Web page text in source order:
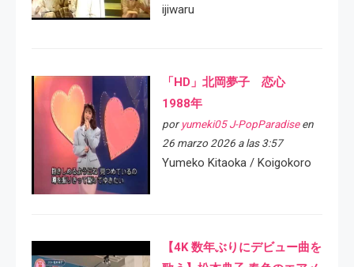
ijiwaru
「HD」北岡夢子 恋心
1988年
por yumeki05 J-PopParadiseen
26 marzo 2026 a las 3:57
Yumeko Kitaoka / Koigokoro
【4K 数年ぶりにデビュー曲を